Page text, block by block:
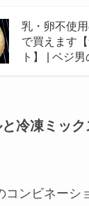
乳・卵不使
で買えます
ト】 | ベジ
冷凍ミッ
コンビネーシ